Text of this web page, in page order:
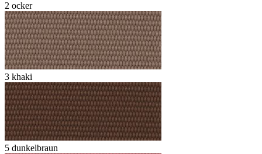
2 ocker
3 khaki
5 dunkelbraun